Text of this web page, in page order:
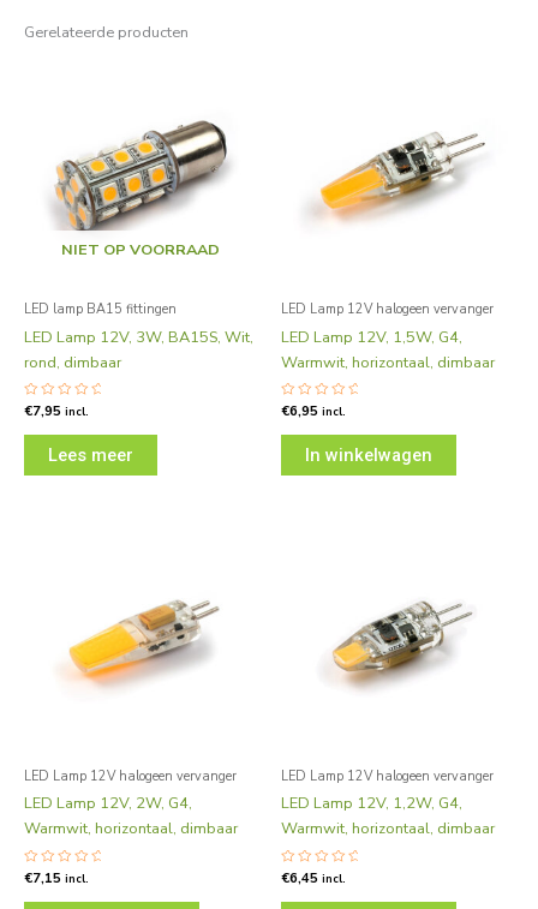
Gerelateerde producten
NIET OP VOORRAAD
LED lamp BA15 fittingen
LED Lamp 12V, 3W, BA15S, Wit,
rond, dimbaar
Gewaardeerd
0
uit
€7,95 incl.
Lees meer
LED Lamp 12V halogeen vervanger
LED Lamp 12V, 1,5W, G4,
Warmwit, horizontaal, dimbaar
Gewaardeerd
0
uit
€6,95 incl.
In winkelwagen
LED Lamp 12V halogeen vervanger
LED Lamp 12V, 2W, G4,
Warmwit, horizontaal, dimbaar
Gewaardeerd
0
€7,15 incl.
LED Lamp 12V halogeen vervanger
LED Lamp 12V, 1,2W, G4,
Warmwit, horizontaal, dimbaar
Gewaardeerd
0
€6,45 incl.